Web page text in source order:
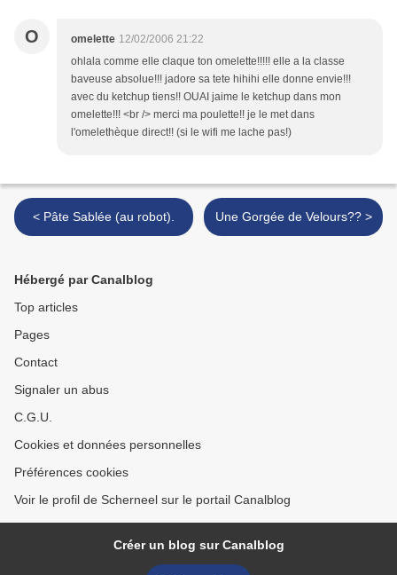
O omelette 12/02/2006 21:22
ohlala comme elle claque ton omelette!!!!! elle a la classe
baveuse absolue!!! jadore sa tete hihihi elle donne envie!!!
avec du ketchup tiens!! OUAI jaime le ketchup dans mon
omelette!!! <br /> merci ma poulette!! je le met dans
l'omelethèque direct!! (si le wifi me lache pas!)
< Pâte Sablée (au robot). Une Gorgée de Velours?? >
Hébergé par Canalblog
Top articles
Pages
Contact
Signaler un abus
C.G.U.
Cookies et données personnelles
Préférences cookies
Voir le profil de Scherneel sur le portail Canalblog
Créer un blog sur Canalblog